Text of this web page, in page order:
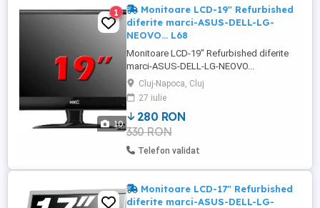
10
1
Monitoare LCD-19" Refurbished
diferite marci-ASUS-DELL-LG-
NEOVO... L68
Monitoare LCD-19" Refurbished diferite
marci-ASUS-DELL-LG-NEOVO...
L68Monitoare LCD-19" Refurbished
L68Monitoarele au inclus cablu vga cablu
alimentare.Puteti alege din gama variata
de marci ca:- 1.ASUS - 2.BENQ - 3.DELL -
4.FUJITSU - 5.HP - 6.LG - 7.NEOVO -
8.PHILIPS - 9.SAMSUNG -
10.VIEWSONIC.Initial ...
Cluj-Napoca, Cluj
27 iulie
280 RON
330 RON
Telefon validat
Monitoare LCD-17" Refurbished
diferite marci-ASUS-DELL-LG-